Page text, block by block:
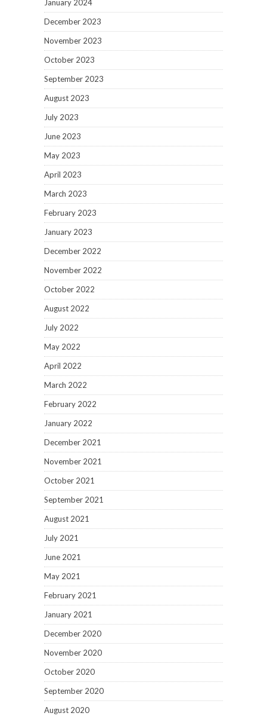
January 2024
December 2023
November 2023
October 2023
September 2023
August 2023
July 2023
June 2023
May 2023
April 2023
March 2023
February 2023
January 2023
December 2022
November 2022
October 2022
August 2022
July 2022
May 2022
April 2022
March 2022
February 2022
January 2022
December 2021
November 2021
October 2021
September 2021
August 2021
July 2021
June 2021
May 2021
February 2021
January 2021
December 2020
November 2020
October 2020
September 2020
August 2020